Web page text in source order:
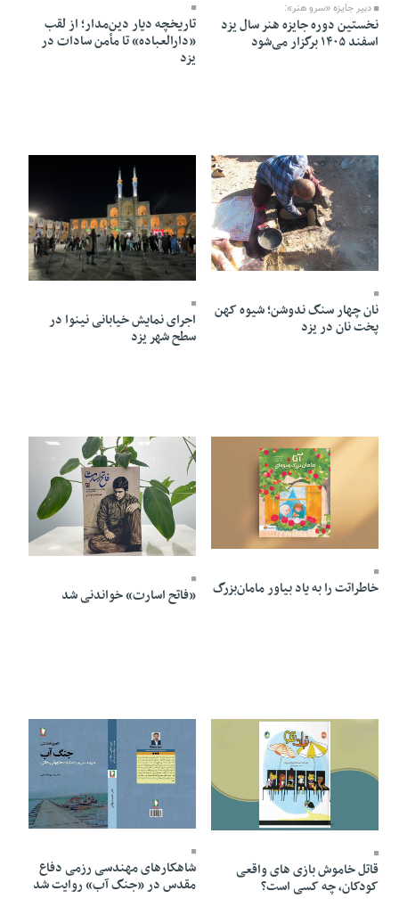
دبیر جایزه «سرو هنر»:
نخستین دوره جایزه هنر سال یزد
اسفند ۱۴۰۵ برگزار می‌شود
تاریخچه دیار دین‌مدار؛ از لقب
«دارالعباده» تا مأمن سادات در
یزد
10 Mordad 1405 - 21:50
نان چهار سنگ ندوشن؛ شیوه‌ کهن
پخت نان در یزد
10 Mordad 1405 - 20:35
اجرای نمایش خیابانی نینوا در
سطح شهر یزد
خاطراتت را به یاد بیاور مامان‌بزرگ
06 Mordad 1405 - 08:14
«فاتح اسارت» خواندنی شد
قاتل خاموش بازی های واقعی
کودکان، چه کسی است؟
شاهکارهای مهندسی رزمی دفاع
مقدس در «جنگ آب» روایت شد